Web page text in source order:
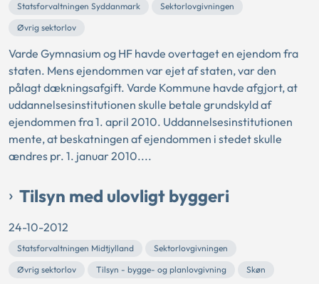
Statsforvaltningen Syddanmark
Sektorlovgivningen
Øvrig sektorlov
Varde Gymnasium og HF havde overtaget en ejendom fra
staten. Mens ejendommen var ejet af staten, var den
pålagt dækningsafgift. Varde Kommune havde afgjort, at
uddannelsesinstitutionen skulle betale grundskyld af
ejendommen fra 1. april 2010. Uddannelsesinstitutionen
mente, at beskatningen af ejendommen i stedet skulle
ændres pr. 1. januar 2010....
Tilsyn med ulovligt byggeri
24-10-2012
Statsforvaltningen Midtjylland
Sektorlovgivningen
Øvrig sektorlov
Tilsyn - bygge- og planlovgivning Skøn